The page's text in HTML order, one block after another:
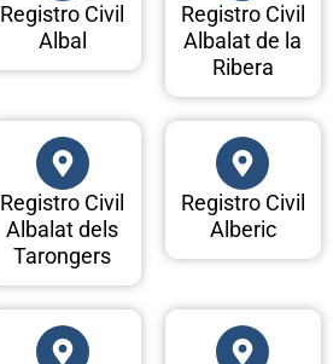
Registro Civil
Albal
Registro Civil
Albalat de la
Ribera
Registro Civil
Albalat dels
Tarongers
Registro Civil
Alberic